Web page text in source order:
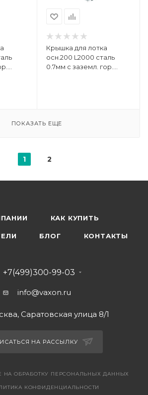
Крышка для лотка
осн.200 L2000 сталь
0.7мм с заземл. гор.
ПОКАЗАТЬ ЕЩЕ
1 2
КАК КУПИТЬ
БЛОГ КОНТАКТЫ
+7(499)300-99-03
info@vaxon.ru
Саратовская улица 8/1
НА РАССЫЛКУ
НА ОБРАБОТКУ ПЕРСОНАЛЬНЫХ ДАННЫХ
КОНФИДЕНЦИАЛЬНОСТИ